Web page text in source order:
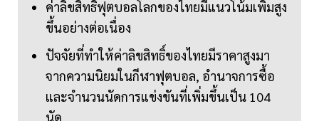
ค่าลิขสิทธิ์ฟุตบอลโลกของไทยมีแนวโน้มเพิ่มสูง
ขึ้นอย่างต่อเนื่อง
ปัจจัยที่ทำให้ค่าลิขสิทธิ์ของไทยมีราคาสูงมา
จากความนิยมในกีฬาฟุตบอล, อำนาจการซื้อ
และจำนวนนัดการแข่งขันที่เพิ่มขึ้นเป็น 104
นัด